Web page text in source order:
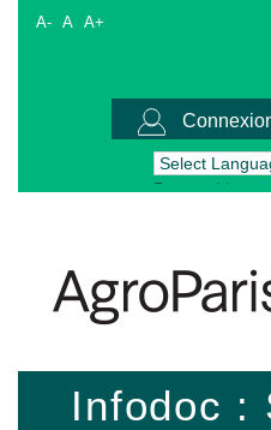
A- A A+
Powered by
Infodoc :